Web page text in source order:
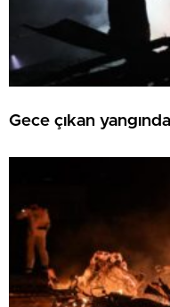
Gece çıkan